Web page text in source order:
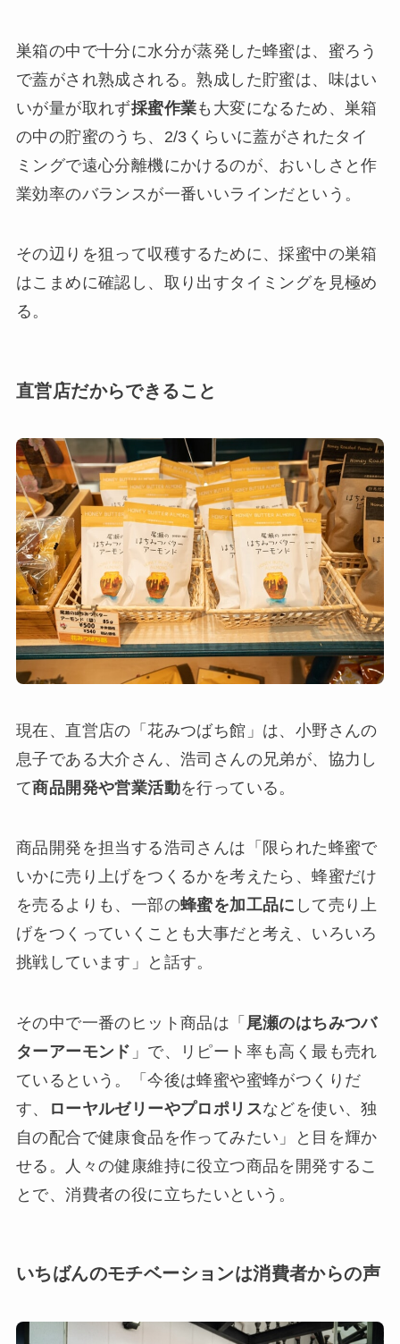
巣箱の中で十分に水分が蒸発した蜂蜜は、蜜ろう
で蓋がされ熟成される。熟成した貯蜜は、味はい
いが量が取れず採蜜作業も大変になるため、巣箱
の中の貯蜜のうち、2/3くらいに蓋がされたタイ
ミングで遠心分離機にかけるのが、おいしさと作
業効率のバランスが一番いいラインだという。
その辺りを狙って収穫するために、採蜜中の巣箱
はこまめに確認し、取り出すタイミングを見極め
る。
直営店だからできること
現在、直営店の「花みつばち館」は、小野さんの
息子である大介さん、浩司さんの兄弟が、協力し
て商品開発や営業活動を行っている。
商品開発を担当する浩司さんは「限られた蜂蜜で
いかに売り上げをつくるかを考えたら、蜂蜜だけ
を売るよりも、一部の蜂蜜を加工品に して売り上
げをつくっていくことも大事だと考え、いろいろ
挑戦しています」と話す。
その中で一番のヒット商品は「 尾瀬のはちみつバ
ターアーモンド 」で、リピート率も高く最も売れ
ているという。「今後は蜂蜜や蜜蜂がつくりだ
す、
ローヤルゼリーやプロポリスなどを使い、独
自の配合で健康食品を作ってみたい」と目を輝か
せる。人々の健康維持に役立つ商品を開発するこ
とで、消費者の役に立ちたいという。
いちばんのモチベーションは消費者からの声